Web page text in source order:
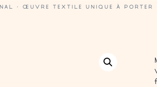
· ŒUVRE TEXTILE UNIQUE À PORTER